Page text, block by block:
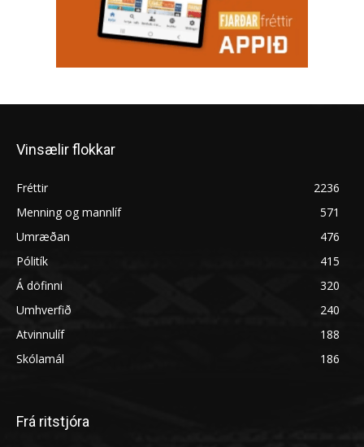
Vinsælir flokkar
Fréttir
2236
Menning og mannlíf
571
Umræðan
476
Pólitík
415
Á döfinni
320
Umhverfið
240
Atvinnulíf
188
Skólamál
186
Frá ritstjóra